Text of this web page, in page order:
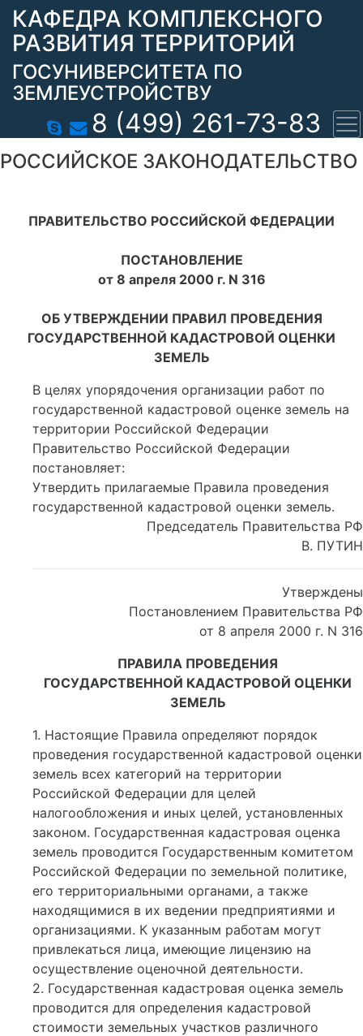
КАФЕДРА КОМПЛЕКСНОГО
РАЗВИТИЯ ТЕРРИТОРИЙ
ГОСУНИВЕРСИТЕТА ПО
ЗЕМЛЕУСТРОЙСТВУ
8 (499) 261-73-83
РОССИЙСКОЕ ЗАКОНОДАТЕЛЬСТВО
ПРАВИТЕЛЬСТВО РОССИЙСКОЙ ФЕДЕРАЦИИ
ПОСТАНОВЛЕНИЕ
от 8 апреля 2000 г. N 316
ОБ УТВЕРЖДЕНИИ ПРАВИЛ ПРОВЕДЕНИЯ
ГОСУДАРСТВЕННОЙ КАДАСТРОВОЙ ОЦЕНКИ
ЗЕМЕЛЬ
В целях упорядочения организации работ по
государственной кадастровой оценке земель на
территории Российской Федерации
Правительство Российской Федерации
постановляет:
Утвердить прилагаемые Правила проведения
государственной кадастровой оценки земель.
Председатель Правительства РФ
В. ПУТИН
Утверждены
Постановлением Правительства РФ
от 8 апреля 2000 г. N 316
ПРАВИЛА ПРОВЕДЕНИЯ
ГОСУДАРСТВЕННОЙ КАДАСТРОВОЙ ОЦЕНКИ
ЗЕМЕЛЬ
1. Настоящие Правила определяют порядок
проведения государственной кадастровой оценки
земель всех категорий на территории
Российской Федерации для целей
налогообложения и иных целей, установленных
законом. Государственная кадастровая оценка
земель проводится Государственным комитетом
Российской Федерации по земельной политике,
его территориальными органами, а также
находящимися в их ведении предприятиями и
организациями. К указанным работам могут
привлекаться лица, имеющие лицензию на
осуществление оценочной деятельности.
2. Государственная кадастровая оценка земель
проводится для определения кадастровой
стоимости земельных участков различного